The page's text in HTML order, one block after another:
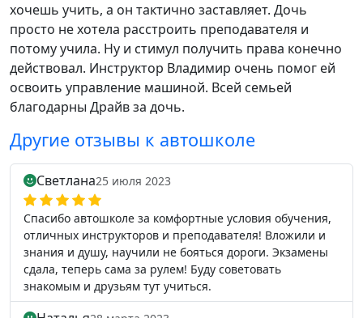
хочешь учить, а он тактично заставляет. Дочь
просто не хотела расстроить преподавателя и
потому учила. Ну и стимул получить права конечно
действовал. Инструктор Владимир очень помог ей
освоить управление машиной. Всей семьей
благодарны Драйв за дочь.
Другие отзывы к автошколе
Светлана25 июля 2023
Спасибо автошколе за комфортные условия обучения,
отличных инструкторов и преподавателя! Вложили и
знания и душу, научили не бояться дороги. Экзамены
сдала, теперь сама за рулем! Буду советовать
знакомым и друзьям тут учиться.